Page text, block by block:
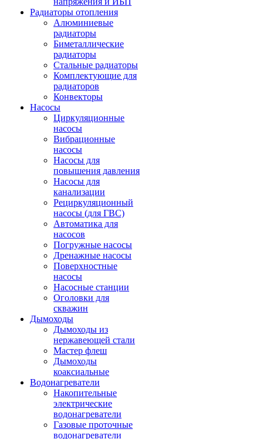
Радиаторы отопления
Алюминиевые
радиаторы
Биметаллические
радиаторы
Стальные радиаторы
Комплектующие для
радиаторов
Конвекторы
Насосы
Циркуляционные
насосы
Вибрационные
насосы
Насосы для
повышения давления
Насосы для
канализации
Рециркуляционный
насосы (для ГВС)
Автоматика для
насосов
Погружные насосы
Дренажные насосы
Поверхностные
насосы
Насосные станции
Оголовки для
скважин
Дымоходы
Дымоходы из
нержавеющей стали
Мастер флеш
Дымоходы
коаксиальные
Водонагреватели
Накопительные
электрические
водонагреватели
Газовые проточные
водонагреватели